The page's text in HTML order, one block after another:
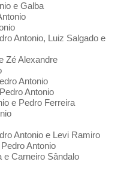
e Galba
Antonio, Luiz Salgado e
Zé Alexandre
Antonio
Antonio
e Pedro Ferreira
Antonio e Levi Ramiro
Antonio
e Carneiro Sândalo